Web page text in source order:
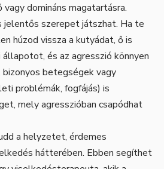
domináns magatartásra.
jelentős szerepet játszhat. Ha te
húzod vissza a kutyádat, ő is
és az agresszió könnyen
betegségek vagy
problémák, fogfájás) is
mely agresszióban csapódhat
a helyzetet, érdemes
hátterében. Ebben segíthet